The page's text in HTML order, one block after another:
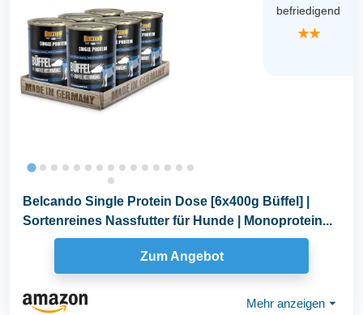
befriedigend
★★
Belcando Single Protein Dose [6x400g Büffel] |
Sortenreines Nassfutter für Hunde | Monoprotein...
Zum Angebot
Mehr anzeigen ⏷